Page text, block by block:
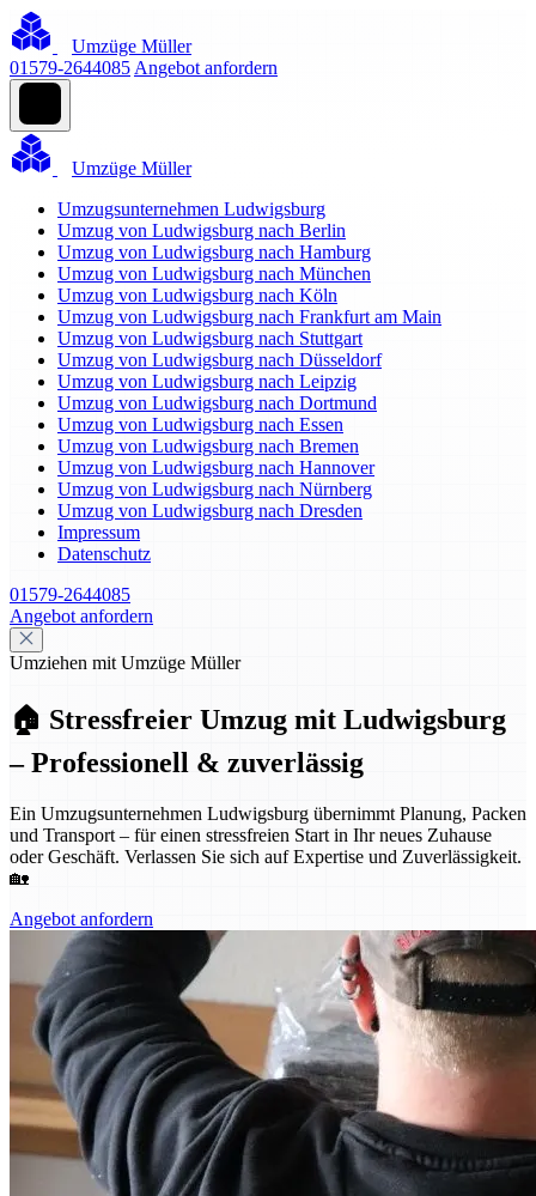
Umzüge Müller
01579-2644085 Angebot anfordern
Umzüge Müller
Umzugsunternehmen Ludwigsburg
Umzug von Ludwigsburg nach Berlin
Umzug von Ludwigsburg nach Hamburg
Umzug von Ludwigsburg nach München
Umzug von Ludwigsburg nach Köln
Umzug von Ludwigsburg nach Frankfurt am Main
Umzug von Ludwigsburg nach Stuttgart
Umzug von Ludwigsburg nach Düsseldorf
Umzug von Ludwigsburg nach Leipzig
Umzug von Ludwigsburg nach Dortmund
Umzug von Ludwigsburg nach Essen
Umzug von Ludwigsburg nach Bremen
Umzug von Ludwigsburg nach Hannover
Umzug von Ludwigsburg nach Nürnberg
Umzug von Ludwigsburg nach Dresden
Impressum
Datenschutz
01579-2644085
Angebot anfordern
Umziehen mit Umzüge Müller
🏠 Stressfreier Umzug mit Ludwigsburg
– Professionell & zuverlässig
Ein Umzugsunternehmen Ludwigsburg übernimmt Planung, Packen
und Transport – für einen stressfreien Start in Ihr neues Zuhause
oder Geschäft. Verlassen Sie sich auf Expertise und Zuverlässigkeit.
🏡
Angebot anfordern